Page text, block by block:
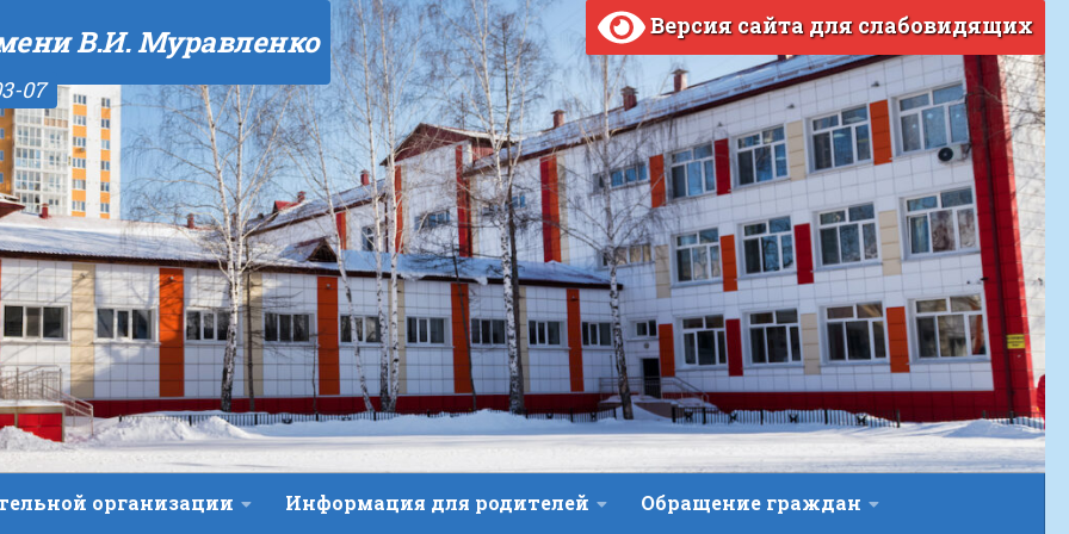
В.И. Муравленко
07
Версия сайта для слабовидящих
организации Информация для родителей Обращение граждан